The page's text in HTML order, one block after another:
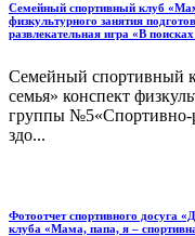
Семейный спортивный клуб
физкультурного занятия
развлекательная игра «В
Семейный спортивный
семья» конспект
группы №5«Спортивно-
здо...
Фотоотчет спортивного досуга
клуба «Мама, папа, я –